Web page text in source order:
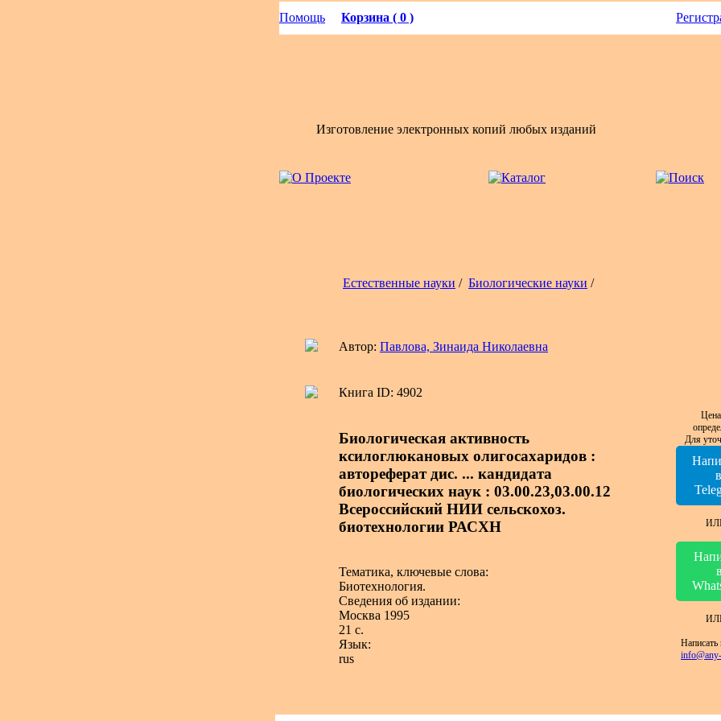
Помощь Корзина ( 0 )
Изготовление электронных копий любых изданий
Естественные науки / Биологические науки /
Автор: Павлова, Зинаида Николаевна
Книга ID: 4902
Биологическая активность
ксилоглюкановых олигосахаридов :
автореферат дис. ... кандидата
биологических наук : 03.00.23,03.00.12
Всероссийский НИИ сельскохоз.
биотехнологии РАСХН
Тематика, ключевые слова:
Биотехнология.
Сведения об издании:
Москва 1995
21 с.
Язык:
rus
Для
в
в
Написать